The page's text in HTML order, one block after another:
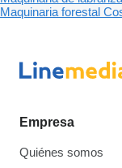
Maquinaria forestal
Empresa
Quiénes somos